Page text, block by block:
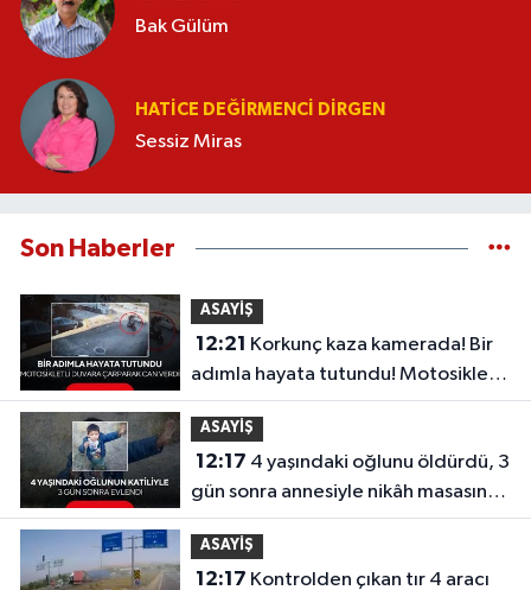
Bak Gülüm
HATICE DEĞIRMENCI DIRGEN
Sessiz Miras
Son Haberler
ASAYİŞ
12:21
adımla hayata tutundu! Motosikletli
duvara çarparak can verdi
ASAYİŞ
12:17
gün sonra annesiyle nikâh masasına
oturdu!
ASAYİŞ
12:17